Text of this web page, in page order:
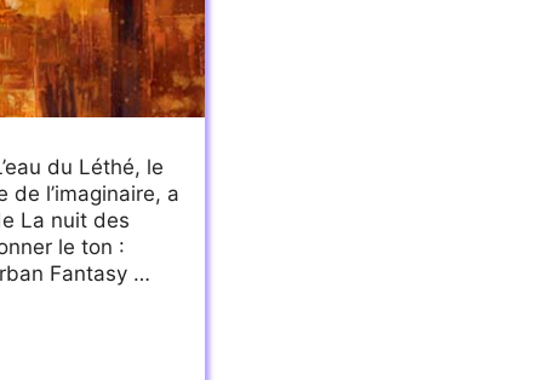
du Léthé, le
l’imaginaire, a
La nuit des
le ton :
Fantasy …